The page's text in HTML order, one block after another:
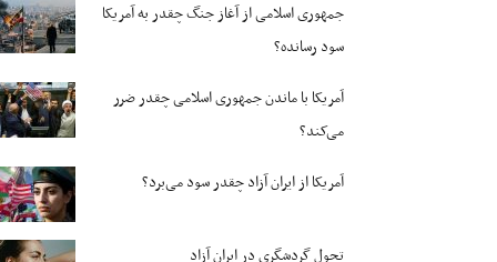
جمهوری اسلامی از آغاز جنگ چقدر به آمریکا
سود رسانده؟
آمریکا با ماندن جمهوری اسلامی چقدر ضرر
می‌کند؟
آمریکا از ایران آزاد چقدر سود می‌برد؟
تحول گردشگری در ایران آزاد